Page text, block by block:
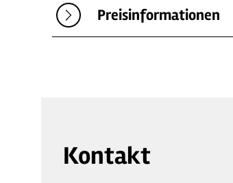
Preisinformationen
Kontakt